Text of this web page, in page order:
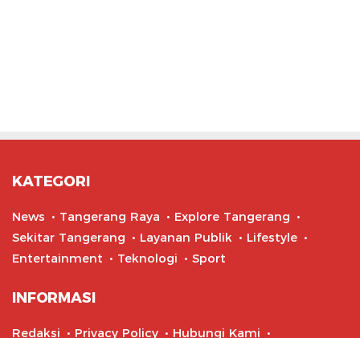
KATEGORI
News Tangerang Raya
Explore Tangerang
Sekitar Tangerang
Layanan Publik
Lifestyle
Entertainment
Teknologi Sport
INFORMASI
Redaksi Privacy Policy Hubungi Kami